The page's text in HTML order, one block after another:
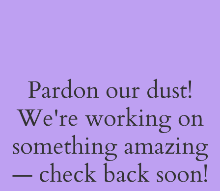
Pardon our dust!
We're working on
something amazing
— check back soon!